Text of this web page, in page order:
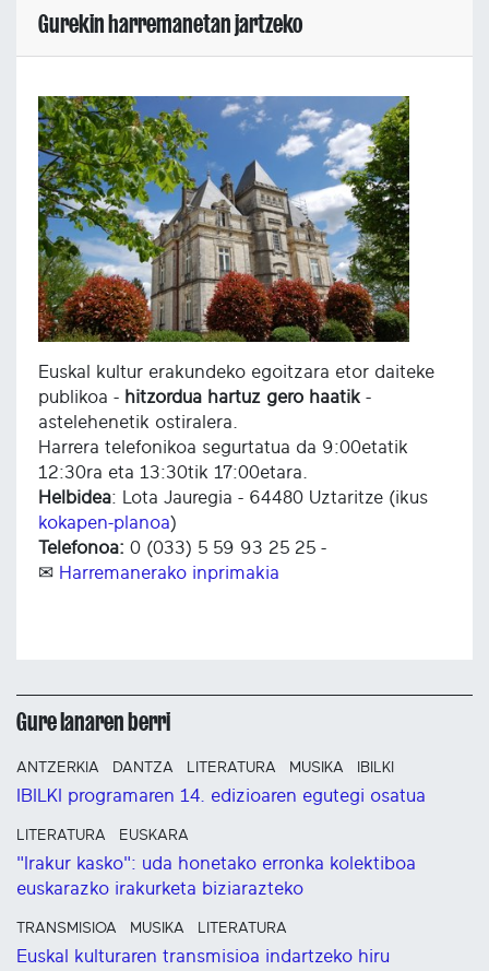
Gurekin harremanetan jartzeko
Euskal kultur erakundeko egoitzara etor daiteke
publikoa - hitzordua hartuz gero haatik -
astelehenetik ostiralera.
Harrera telefonikoa segurtatua da 9:00etatik
12:30ra eta 13:30tik 17:00etara.
Helbidea: Lota Jauregia - 64480 Uztaritze (ikus
kokapen-planoa)
Telefonoa: 0 (033) 5 59 93 25 25 -
✉ Harremanerako inprimakia
Gure lanaren berri
ANTZERKIA DANTZA LITERATURA MUSIKA IBILKI
IBILKI programaren 14. edizioaren egutegi osatua
LITERATURA EUSKARA
"Irakur kasko": uda honetako erronka kolektiboa
euskarazko irakurketa biziarazteko
TRANSMISIOA MUSIKA LITERATURA
Euskal kulturaren transmisioa indartzeko hiru